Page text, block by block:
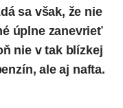
sa však, že nie
úplne zanevrieť
nie v tak blízkej
ale aj nafta.